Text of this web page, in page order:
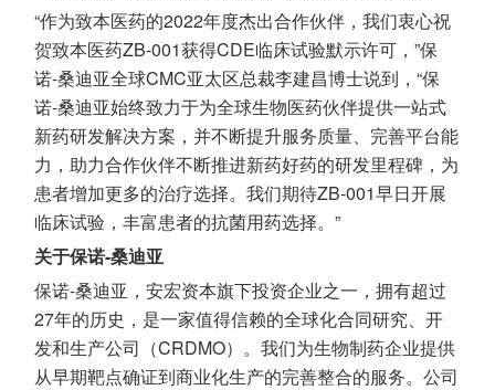
“作为致本医药的2022年度杰出合作伙伴，我们衷心祝
贺致本医药ZB-001获得CDE临床试验默示许可，”保
诺-桑迪亚全球CMC亚太区总裁李建昌博士说到，“保
诺-桑迪亚始终致力于为全球生物医药伙伴提供一站式
新药研发解决方案，并不断提升服务质量、完善平台能
力，助力合作伙伴不断推进新药好药的研发里程碑，为
患者增加更多的治疗选择。我们期待ZB-001早日开展
临床试验，丰富患者的抗菌用药选择。”
关于保诺-桑迪亚
保诺-桑迪亚，安宏资本旗下投资企业之一，拥有超过
27年的历史，是一家值得信赖的全球化合同研究、开
发和生产公司（CRDMO）。我们为生物制药企业提供
从早期靶点确证到商业化生产的完善整合的服务。公司